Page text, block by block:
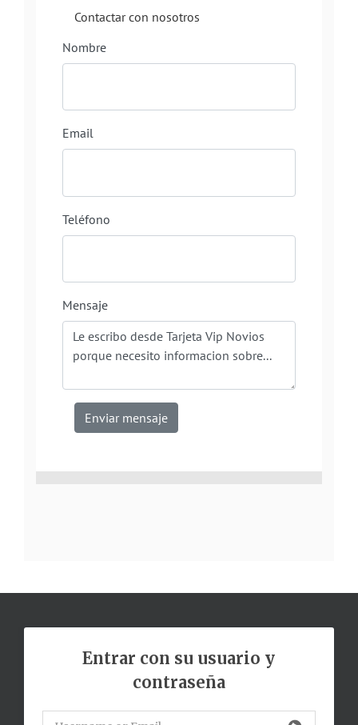
Contactar con nosotros
Nombre
Email
Teléfono
Mensaje
Enviar mensaje
Entrar con su usuario y
contraseña